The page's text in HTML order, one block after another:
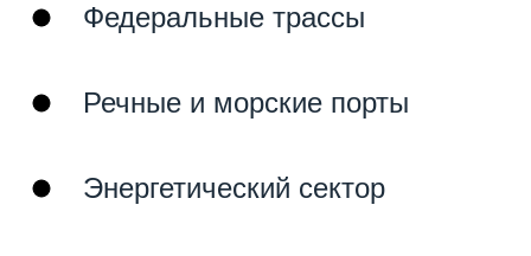
Федеральные трассы
Речные и морские порты
Энергетический сектор